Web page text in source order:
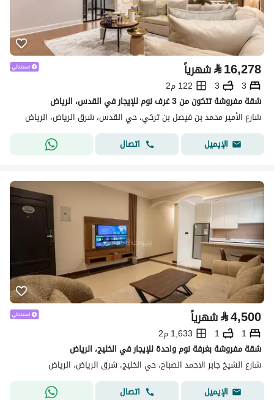
⃁16,278 شهرياً
3
3
122 م2
شقة مفروشة تتكون من 3 غرف نوم للإيجار في القدس، الرياض
شارع الأمير محمد بن فيصل بن تركي، حي القدس، شرق الرياض، الرياض
الإيميل
اتصال
⃁4,500 شهرياً
1
1
1,633 م2
شقة مفروشة بغرفة نوم واحدة للإيجار في الخليج، الرياض
شارع الشيخ جابر الاحمد الصباح، حي الخليج، شرق الرياض، الرياض
الإيميل
اتصال